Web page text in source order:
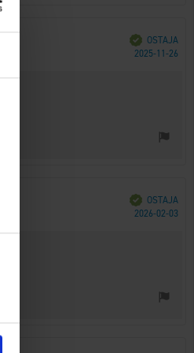
Vahvistettu
OSTAJA
2025-11-26
Vahvistettu
OSTAJA
2026-02-03